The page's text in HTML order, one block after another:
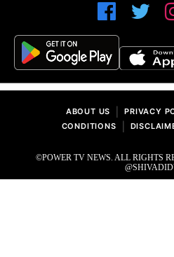
ABOUT US PRIVACY
CONDITIONS
©POWER TV NEWS. ALL RIGHTS